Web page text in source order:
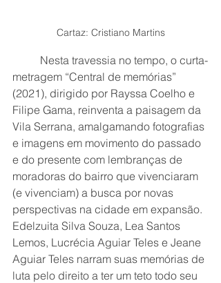
Cartaz: Cristiano Martins
metragem “Central de memórias”
(2021), dirigido por Rayssa Coelho e
Filipe Gama, reinventa a paisagem da
Vila Serrana, amalgamando fotografias
e imagens em movimento do passado
e do presente com lembranças de
moradoras do bairro que vivenciaram
(e vivenciam) a busca por novas
perspectivas na cidade em expansão.
Edelzuita Silva Souza, Lea Santos
Lemos, Lucrécia Aguiar Teles e Jeane
Aguiar Teles narram suas memórias de
luta pelo direito a ter um teto todo seu